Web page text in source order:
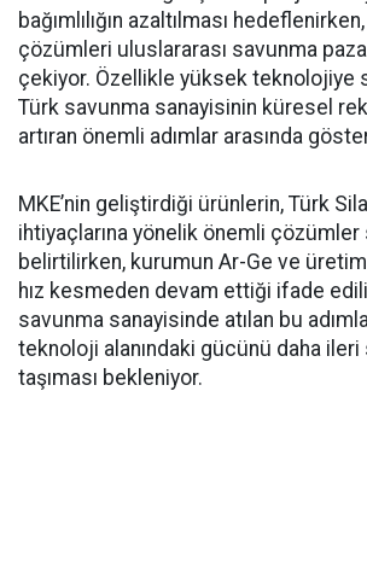
bağımlılığın azaltılması
çözümleri uluslararası savunma
çekiyor. Özellikle yüksek teknolojiye
Türk savunma sanayisinin küresel
artıran önemli adımlar arasında
MKE’nin geliştirdiği ürünlerin, Türk
ihtiyaçlarına yönelik önemli
belirtilirken, kurumun Ar-Ge ve üretim
hız kesmeden devam ettiği ifade
savunma sanayisinde atılan bu
teknoloji alanındaki gücünü daha
taşıması bekleniyor.